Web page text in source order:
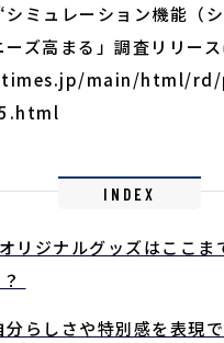
シミュレーション機能（
ズ高まる」調査リリー
main/html/rd/
INDEX
リジナルグッズはここま
らしさや特別感を表現